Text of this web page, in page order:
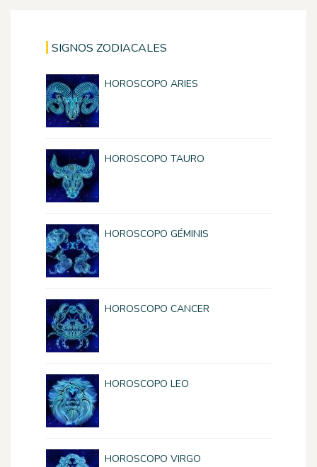
SIGNOS ZODIACALES
HOROSCOPO ARIES
HOROSCOPO TAURO
HOROSCOPO GÉMINIS
HOROSCOPO CANCER
HOROSCOPO LEO
HOROSCOPO VIRGO